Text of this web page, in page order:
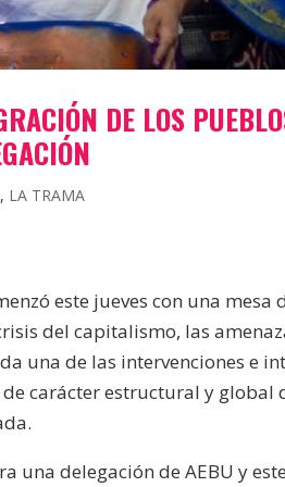
DE LOS
, LA TRAMA
este jueves con una
del capitalismo, las
una de las intervenciones e
carácter estructural y global
una delegación de AEBU y